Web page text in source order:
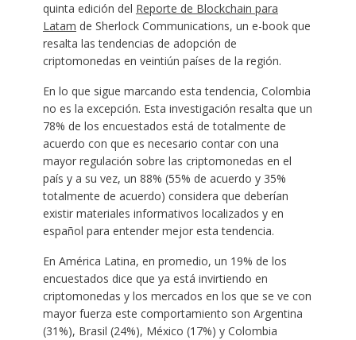
quinta edición del Reporte de Blockchain para
Latam de Sherlock Communications, un e-book que
resalta las tendencias de adopción de
criptomonedas en veintiún países de la región.
En lo que sigue marcando esta tendencia, Colombia
no es la excepción. Esta investigación resalta que un
78% de los encuestados está de totalmente de
acuerdo con que es necesario contar con una
mayor regulación sobre las criptomonedas en el
país y a su vez, un 88% (55% de acuerdo y 35%
totalmente de acuerdo) considera que deberían
existir materiales informativos localizados y en
español para entender mejor esta tendencia.
En América Latina, en promedio, un 19% de los
encuestados dice que ya está invirtiendo en
criptomonedas y los mercados en los que se ve con
mayor fuerza este comportamiento son Argentina
(31%), Brasil (24%), México (17%) y Colombia